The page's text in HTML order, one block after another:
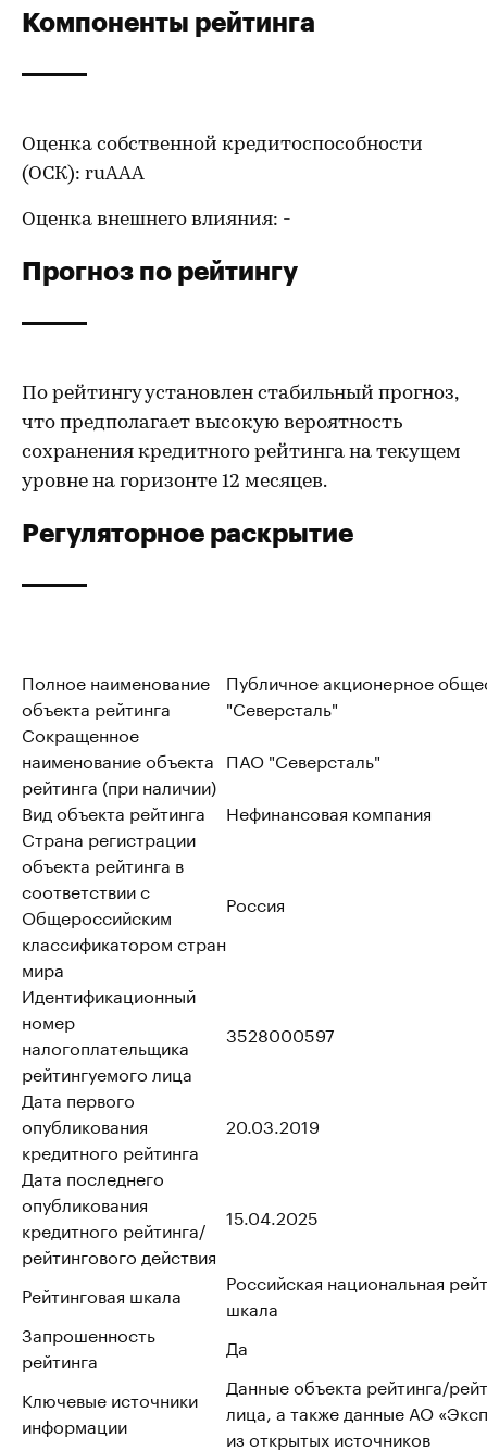
Компоненты рейтинга
Оценка собственной кредитоспособности
(ОСК): ruАAA
Оценка внешнего влияния: -
Прогноз по рейтингу
По рейтингу установлен стабильный прогноз,
что предполагает высокую вероятность
сохранения кредитного рейтинга на текущем
уровне на горизонте 12 месяцев.
Регуляторное раскрытие
Полное наименование
объекта рейтинга
Публичное акционерное
"Северсталь"
Сокращенное
наименование объекта
рейтинга (при наличии)
ПАО "Северсталь"
Вид объекта рейтинга
Нефинансовая компания
Страна регистрации
объекта рейтинга в
соответствии с
Общероссийским
классификатором стран
мира
Россия
Идентификационный
номер
налогоплательщика
рейтингуемого лица
3528000597
Дата первого
опубликования
кредитного рейтинга
20.03.2019
Дата последнего
опубликования
кредитного рейтинга/
рейтингового действия
15.04.2025
Рейтинговая шкала
Российская национальная
шкала
Запрошенность
рейтинга
Да
Ключевые источники
информации
Данные объекта рейтинга/
лица, а также данные АО
из открытых источников